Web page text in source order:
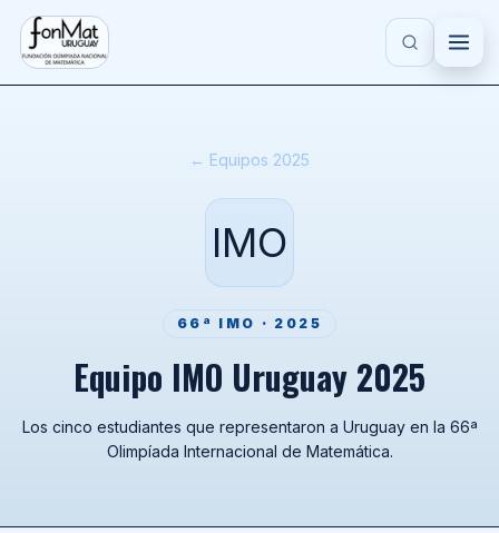
Saltar al contenido principal
FONMAT
← Equipos 2025
IMO
66ª IMO · 2025
Equipo IMO Uruguay 2025
Los cinco estudiantes que representaron a Uruguay en la 66ª
Olimpíada Internacional de Matemática.